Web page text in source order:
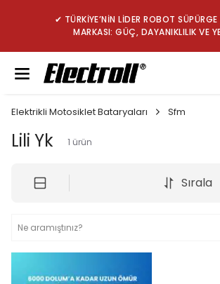
✔ TÜRKİYE’NİN LİDER ROBOT
MARKASI: GÜÇ, DAYANIKLILIK VE
Elektrikli Motosiklet Bataryaları Sfm
Lili Yk 1 ürün
Sırala